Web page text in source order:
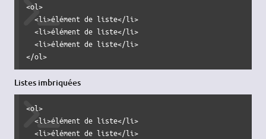
<ol>
  <li>élément de liste</li>
  <li>élément de liste</li>
  <li>élément de liste</li>
</ol>
Listes imbriquées
<ol>
  <li>élément de liste</li>
  <li>élément de liste</li>